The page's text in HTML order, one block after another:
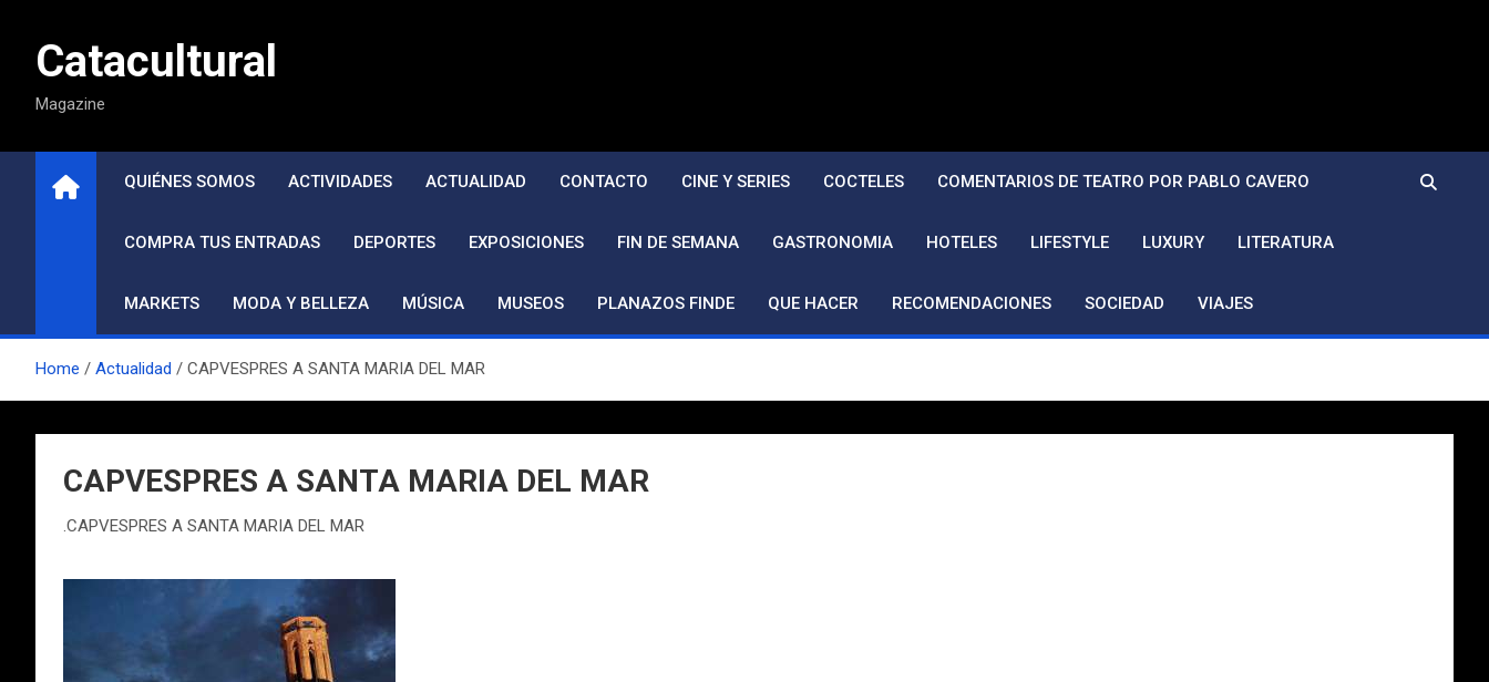
contenidoCatacultural
Magazine
QUIÉNES SOMOS ACTIVIDADES ACTUALIDAD CONTACTO CINE Y SERIES COCTELES COMENTARIOS DE TEATRO POR PABLO CAVERO
COMPRA TUS ENTRADAS DEPORTES EXPOSICIONES FIN DE SEMANA GASTRONOMIA HOTELES LIFESTYLE LUXURY LITERATURA
MARKETS MODA Y BELLEZA MÚSICA MUSEOS PLANAZOS FINDE QUE HACER RECOMENDACIONES SOCIEDAD VIAJES
Home Actualidad CAPVESPRES A SANTA MARIA DEL MAR
CAPVESPRES A SANTA MARIA DEL MAR
.CAPVESPRES A SANTA MARIA DEL MAR